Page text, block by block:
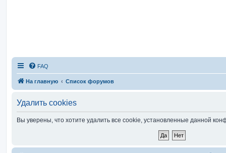
FAQ
На главную Список форумов
Удалить cookies
Вы уверены, что хотите удалить все cookie, установленные данной